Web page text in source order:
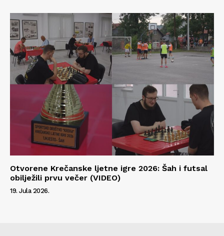
Otvorene Krečanske ljetne igre 2026: Šah i futsal
obilježili prvu večer (VIDEO)
19. Jula 2026.